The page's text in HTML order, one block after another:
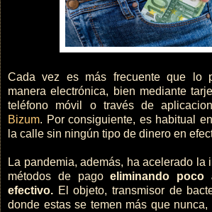
Cada vez es más frecuente que lo
manera electrónica, bien mediante
teléfono móvil o través de
Bizum. Por consiguiente, es habitual
la calle sin ningún tipo de dinero en
La pandemia, además, ha acelerado la
métodos de pagoeliminando
efectivo. El objeto, transmisor de
donde estas se temen más que